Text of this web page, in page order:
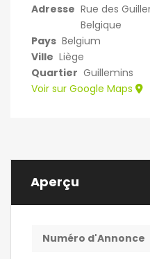
Adresse Rue des
Belgique
Pays Belgium
Ville Liège
Quartier Guillemins
Voir sur Google Maps
Aperçu
Numéro d'Annonce